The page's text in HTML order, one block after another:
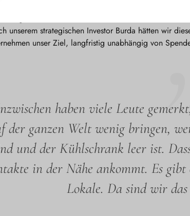
unserem strategischen Investor Burda hätten wir
unser Ziel, langfristig unabhängig von
haben viele Leute
der ganzen Welt wenig bringen,
und der Kühlschrank leer ist.
in der Nähe ankommt. Es
Lokale. Da sind wir